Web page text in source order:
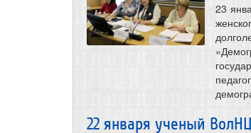
23
22 января ученый